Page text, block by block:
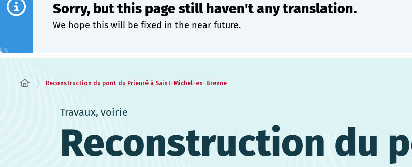
Sorry, but this page still haven't any translation.
We hope this will be fixed in the near future.
Reconstruction du pont du Prieuré à Saint-Michel-en-Brenne
Travaux, voirie
Reconstruction du